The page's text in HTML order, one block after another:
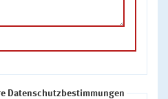
Datenschutzbestimmungen